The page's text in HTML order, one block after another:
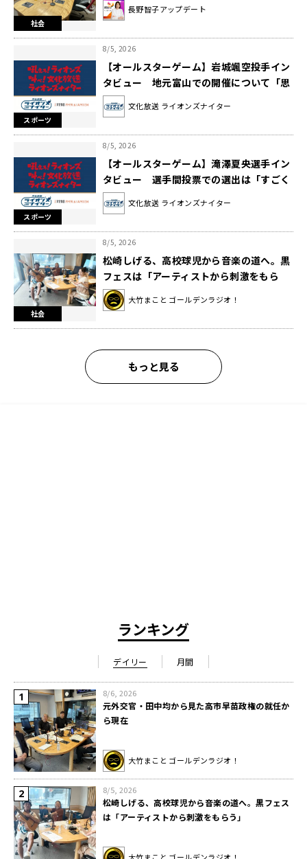
社会
長野智子アップデート
スポーツ
8/5, 2026
【オールスターゲーム】岩城颯空投手イン
タビュー 地元富山での開催について「思
い出が蘇ってきた」
文化放送 ライオンズナイター
スポーツ
8/5, 2026
【オールスターゲーム】滝澤夏央選手イン
タビュー 選手間投票での選出は「すごく
光栄」
文化放送 ライオンズナイター
社会
8/5, 2026
松崎しげる、高校球児から音楽の道へ。黒
フェスは「アーティストから刺激をもら
う」
大竹まこと ゴールデンラジオ！
もっと見る
ランキング
デイリー 月間
8/6, 2026
元外交官・田中均から見た高市早苗政権の就任か
ら現在
大竹まこと ゴールデンラジオ！
8/5, 2026
松崎しげる、高校球児から音楽の道へ。黒フェス
は「アーティストから刺激をもらう」